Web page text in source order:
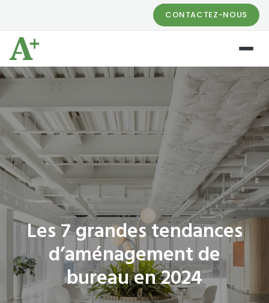
CONTACTEZ-NOUS
Les 7 grandes tendances
d’aménagement de
bureau en 2024